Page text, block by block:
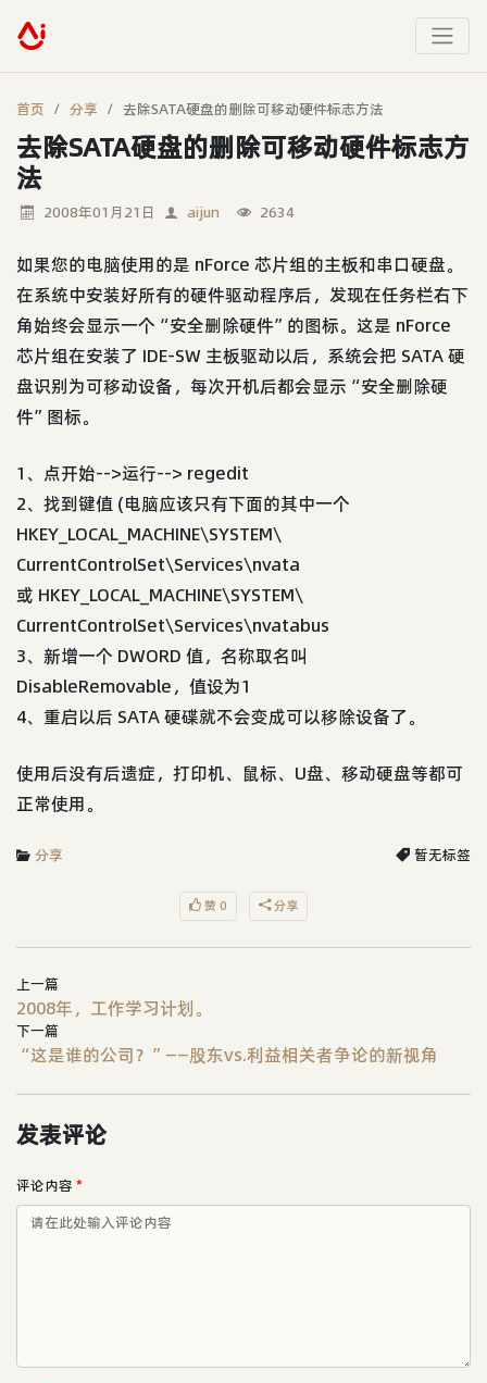
首页 分享 去除SATA硬盘的删除可移动硬件标志方法
去除SATA硬盘的删除可移动硬件标志方
法
2008年01月21日 aijun 2634
如果您的电脑使用的是 nForce 芯片组的主板和串口硬盘。
在系统中安装好所有的硬件驱动程序后，发现在任务栏右下
角始终会显示一个“安全删除硬件”的图标。这是 nForce
芯片组在安装了 IDE-SW 主板驱动以后，系统会把 SATA 硬
盘识别为可移动设备，每次开机后都会显示“安全删除硬
件”图标。
1、点开始-->运行--> regedit
2、找到键值 (电脑应该只有下面的其中一个
HKEY_LOCAL_MACHINE\SYSTEM\
CurrentControlSet\Services\nvata
或 HKEY_LOCAL_MACHINE\SYSTEM\
CurrentControlSet\Services\nvatabus
3、新增一个 DWORD 值，名称取名叫
DisableRemovable，值设为1
4、重启以后 SATA 硬碟就不会变成可以移除设备了。
使用后没有后遗症，打印机、鼠标、U盘、移动硬盘等都可
正常使用。
分享 暂无标签
赞 0 分享
上一篇
2008年，工作学习计划。
下一篇
“这是谁的公司？”——股东vs.利益相关者争论的新视角
发表评论
评论内容 *